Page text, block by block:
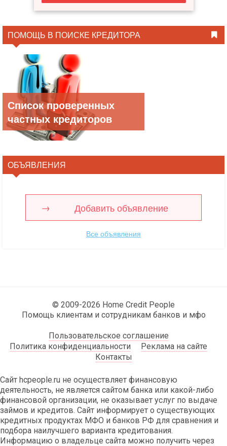
ПОМОЩЬ В ПОИСКЕ КРЕДИТОРА
Список проверенных
частных кредиторов
ОБЪЯВЛЕНИЯ
Добавить объявление
Все объявления
© 2009-2026 Home Credit People
Помощь клиентам и сотрудникам банков и мфо
Пользовательское соглашение
Политика конфиденциальности
Реклама на сайте
Контакты
Сайт hcpeople.ru не осуществляет финансовую
деятельность, не является сайтом банка или какой-либо
финансовой организации, не оказывает услуг по выдаче
займов и кредитов. Сайт информирует о существующих
кредитных продуктах МФО и банков РФ для сравнения и
подбора наилучшего варианта кредитования.
Информацию о владельце сайта можно получить через